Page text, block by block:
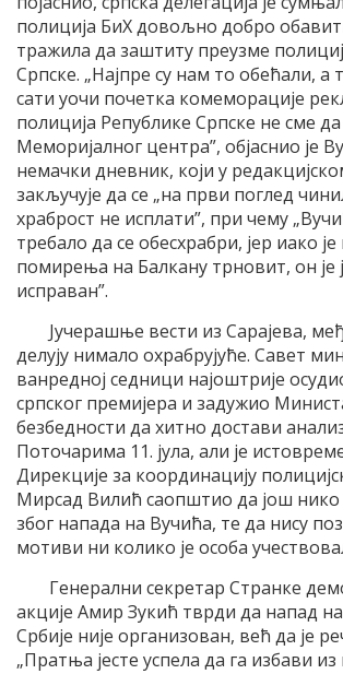
полиција БиХ довољно добро
тражила да заштиту преузме
Српске. „Најпре су нам то обећали, а
сати уочи почетка комеморације
полиција Републике Српске не сме
Меморијалног центра”, објаснио је
немачки дневник, који у
закључује да се „на први поглед
храброст не исплати”, при чему
требало да се обесхрабри, јер иако
помирења на Балкану трновит, он је
исправан”.
Јучерашње вести из Сарајева,
делују нимало охрабрујуће. Савет
ванредној седници најоштрије
српског премијера и задужио
безбедности да хитно достави
Поточарима 11. јула, али је
Дирекције за координацију
Мирсад Вилић саопштио да још нико
због напада на Вучића, те да нису
мотиви ни колико је особа
Генерални секретар Странке
акције Амир Зукић тврди да напад
Србије није организован, већ да је
„Пратња јесте успела да га избави из